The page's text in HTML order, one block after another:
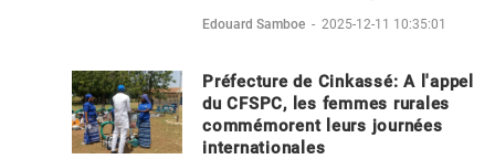
Edouard Samboe - 2025-12-11 10:35:01
Préfecture de Cinkassé: A l'appel
du CFSPC, les femmes rurales
commémorent leurs journées
internationales